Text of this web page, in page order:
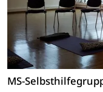
MS-